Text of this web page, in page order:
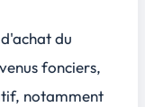
du
fonciers,
notamment